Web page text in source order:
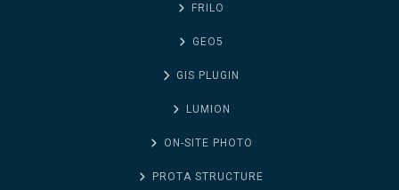
FRILO
GEO5
GIS PLUGIN
LUMION
ON-SITE PHOTO
PROTA STRUCTURE